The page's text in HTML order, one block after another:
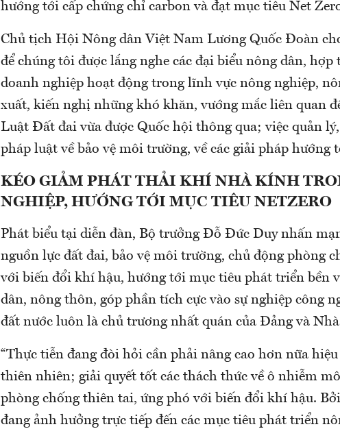
hướng tới cấp chứng chỉ carbon và đạt mục tiêu Net
Chủ tịch Hội Nông dân Việt Nam Lương Quốc Đoàn
để chúng tôi được lắng nghe các đại biểu nông dân, hợp
doanh nghiệp hoạt động trong lĩnh vực nông nghiệp,
xuất, kiến nghị những khó khăn, vướng mắc liên quan
Luật Đất đai vừa được Quốc hội thông qua; việc quản
pháp luật về bảo vệ môi trường, về các giải pháp hướng
KÉO GIẢM PHÁT THẢI KHÍ NHÀ KÍNH
NGHIỆP, HƯỚNG TỚI MỤC TIÊU NETZERO
Phát biểu tại diễn đàn, Bộ trưởng Đỗ Đức Duy nhấn
nguồn lực đất đai, bảo vệ môi trường, chủ động phòng
với biến đổi khí hậu, hướng tới mục tiêu phát triển bền
dân, nông thôn, góp phần tích cực vào sự nghiệp công
đất nước luôn là chủ trương nhất quán của Đảng và
“Thực tiễn đang đòi hỏi cần phải nâng cao hơn nữa
thiên nhiên; giải quyết tốt các thách thức về ô nhiễm
phòng chống thiên tai, ứng phó với biến đổi khí hậu.
đang ảnh hưởng trực tiếp đến các mục tiêu phát triển